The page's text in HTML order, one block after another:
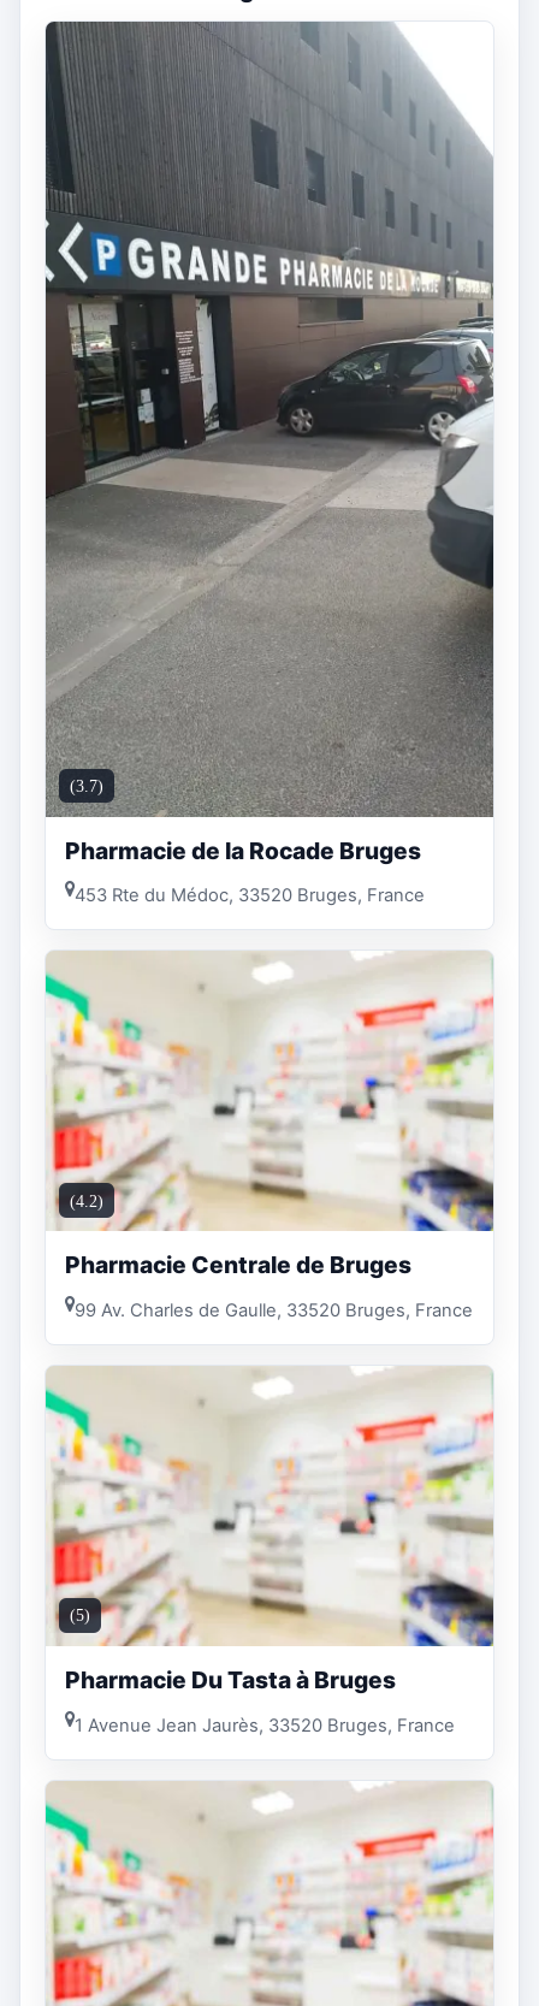
(3.7)
Pharmacie de la Rocade Bruges
453 Rte du Médoc, 33520 Bruges, France
(4.2)
Pharmacie Centrale de Bruges
99 Av. Charles de Gaulle, 33520 Bruges, France
(5)
Pharmacie Du Tasta à Bruges
1 Avenue Jean Jaurès, 33520 Bruges, France